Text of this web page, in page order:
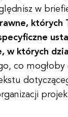
w
których
w których
co mogłoby